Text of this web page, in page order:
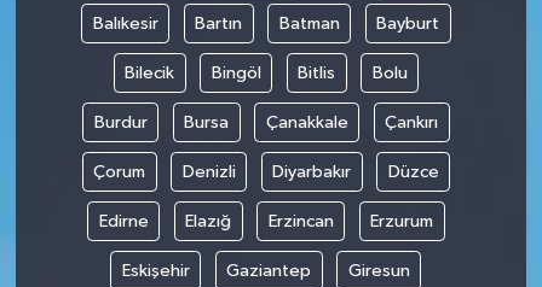
Balıkesir Bartın Batman Bayburt
Bilecik Bingöl Bitlis Bolu
Burdur Bursa Çanakkale Çankırı
Çorum Denizli Diyarbakır Düzce
Edirne Elazığ Erzincan Erzurum
Eskişehir Gaziantep Giresun